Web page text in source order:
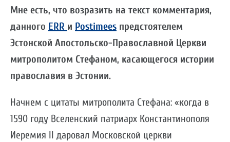
Мне есть, что возразить на текст комментария,
данного ERR и Postimees предстоятелем
Эстонской Апостольско-Православной Церкви
митрополитом Стефаном, касающегося истории
православия в Эстонии.
Начнем с цитаты митрополита Стефана: «когда в
1590 году Вселенский патриарх Константинополя
Иеремия II даровал Московской церкви